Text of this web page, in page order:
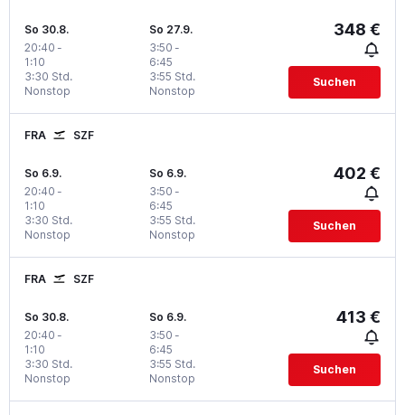
So 30.8.
20:40 -
1:10
Nonstop
3:30 Std.
So 27.9.
3:50 -
6:45
Nonstop
3:55 Std.
348 €
Suchen
FRA SZF
So 6.9.
20:40 -
1:10
Nonstop
3:30 Std.
So 6.9.
3:50 -
6:45
Nonstop
3:55 Std.
402 €
Suchen
FRA SZF
So 30.8.
20:40 -
1:10
Nonstop
3:30 Std.
So 6.9.
3:50 -
6:45
Nonstop
3:55 Std.
413 €
Suchen